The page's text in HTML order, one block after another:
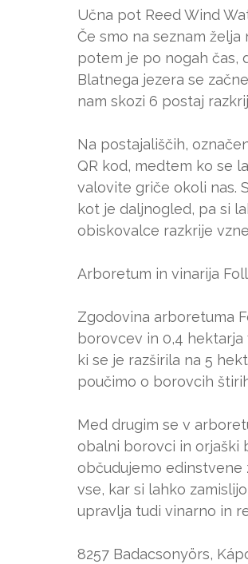
Učna pot Reed Wind
Če smo na seznam
potem je po nogah čas,
Blatnega jezera se
nam skozi 6 postaj
Na postajališčih,
QR kod, medtem ko se
valovite griče okoli nas.
kot je daljnogled, pa si
obiskovalce razkrije
Arboretum in vinarija
Zgodovina arboretuma
borovcev in 0,4
ki se je razširila na 5
poučimo o borovcih
Med drugim se v
obalni borovci in orjaški
občudujemo edinstvene
vse, kar si lahko
upravlja tudi vinarno in
8257 Badacsonyörs,